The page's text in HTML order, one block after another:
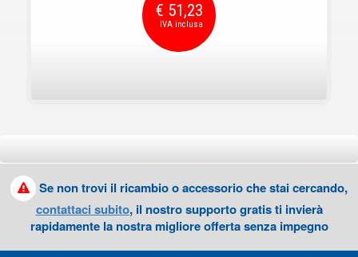
€ 51,23
Se non trovi il ricambio o accessorio che stai cercando,
contattaci subito, il nostro supporto gratis ti invierà
rapidamente la nostra migliore offerta senza impegno